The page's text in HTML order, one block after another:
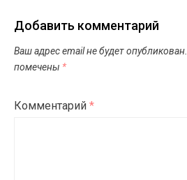
Добавить комментарий
Ваш адрес email не будет опубликован.
помечены *
Комментарий *